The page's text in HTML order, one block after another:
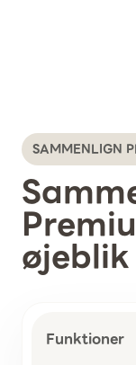
SAMMENLIGN
øjeblik
Funktioner